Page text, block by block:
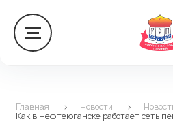
Главная > Новости >
Как в Нефтеюганске работает сеть